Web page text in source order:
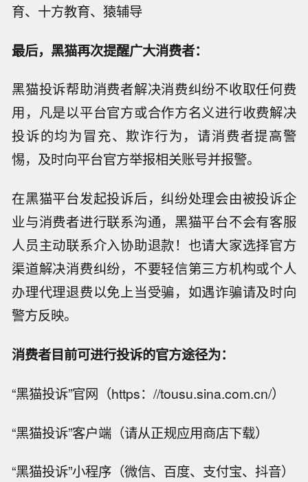
育、十方教育、猿辅导
最后，黑猫再次提醒广大消费者：
黑猫投诉帮助消费者解决消费纠纷不收取任何费
用，凡是以平台官方或合作方名义进行收费解决
投诉的均为冒充、欺诈行为，请消费者提高警
惕，及时向平台官方举报相关账号并报警。
在黑猫平台发起投诉后，纠纷处理会由被投诉企
业与消费者进行联系沟通，黑猫平台不会有客服
人员主动联系介入协助退款！也请大家选择官方
渠道解决消费纠纷，不要轻信第三方机构或个人
办理代理退费以免上当受骗，如遇诈骗请及时向
警方反映。
消费者目前可进行投诉的官方途径为：
“黑猫投诉”官网（https：//tousu.sina.com.cn/）
“黑猫投诉”客户端（请从正规应用商店下载）
“黑猫投诉”小程序（微信、百度、支付宝、抖音）